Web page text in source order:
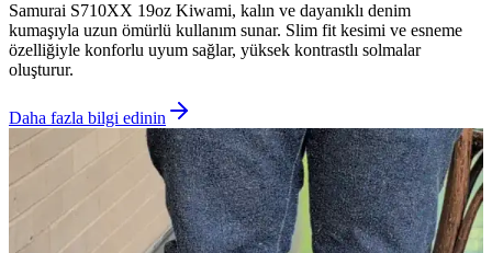
Samurai S710XX 19oz Kiwami, kalın ve dayanıklı denim
kumaşıyla uzun ömürlü kullanım sunar. Slim fit kesimi ve esneme
özelliğiyle konforlu uyum sağlar, yüksek kontrastlı solmalar
oluşturur.
Daha fazla bilgi edinin